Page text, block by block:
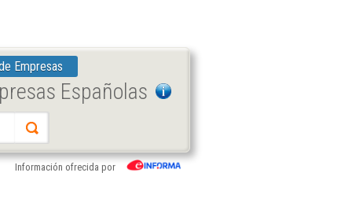
Empresas
Españolas
Información ofrecida por